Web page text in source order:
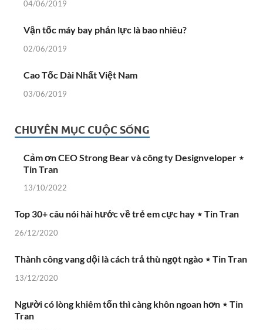
04/06/2019
Vận tốc máy bay phản lực là bao nhiêu?
02/06/2019
Cao Tốc Dài Nhất Việt Nam
03/06/2019
CHUYÊN MỤC CUỘC SỐNG
Cảm ơn CEO Strong Bear và công ty Designveloper ⋆
Tin Tran
13/10/2022
Top 30+ câu nói hài hước về trẻ em cực hay ⋆ Tin Tran
26/12/2020
Thành công vang dội là cách trả thù ngọt ngào ⋆ Tin Tran
13/12/2020
Người có lòng khiêm tốn thì càng khôn ngoan hơn ⋆ Tin
Tran